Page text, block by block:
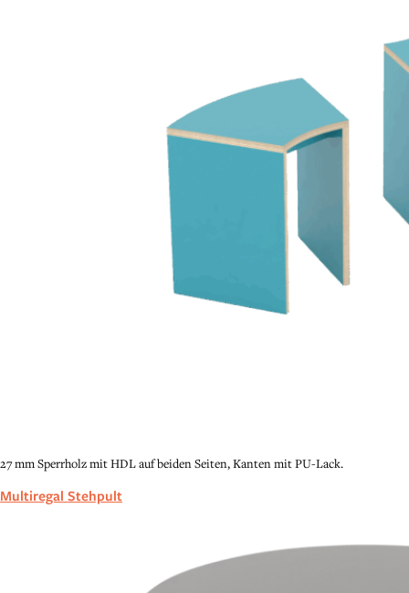
27 mm Sperrholz mit HDL auf beiden Seiten, Kanten mit PU-Lack.
Multiregal Stehpult